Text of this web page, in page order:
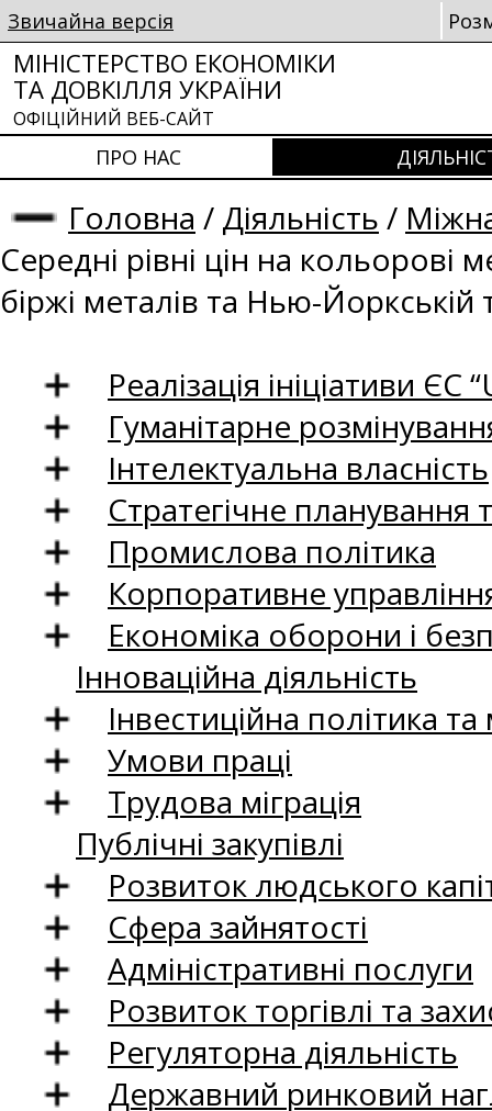
Звичайна версія
МІНІСТЕРСТВО ЕКОНОМІКИ
ТА ДОВКІЛЛЯ УКРАЇНИ
ОФІЦІЙНИЙ ВЕБ-САЙТ
ПРО НАС
Головна / Діяльність /
Середні рівні цін на кольорові
біржі металів та Нью-Йоркській
Реалізація ініціативи ЄС
Гуманітарне
Інтелектуальна власність
Стратегічне
Промислова політика
Корпоративне
Економіка оборони і
Інноваційна діяльність
Інвестиційна політика
Умови праці
Трудова міграція
Публічні закупівлі
Розвиток людського
Сфера зайнятості
Адміністративні послуги
Розвиток торгівлі та
Регуляторна діяльність
Державний ринковий